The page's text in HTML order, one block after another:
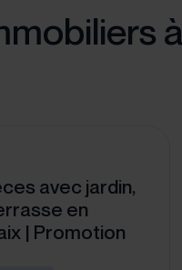
avec jardin,
en
| Promotion